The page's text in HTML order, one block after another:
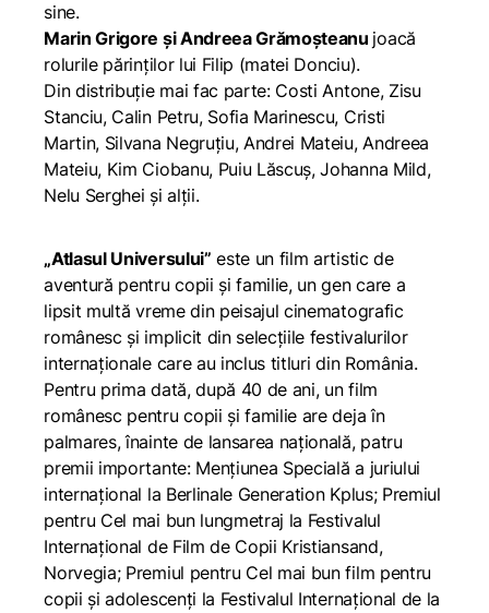
sine.
Marin Grigore și Andreea Grămoșteanu joacă
rolurile părinților lui Filip (matei Donciu).
Din distribuție mai fac parte: Costi Antone, Zisu
Stanciu, Calin Petru, Sofia Marinescu, Cristi
Martin, Silvana Negruțiu, Andrei Mateiu, Andreea
Mateiu, Kim Ciobanu, Puiu Lăscuș, Johanna Mild,
Nelu Serghei și alții.
„Atlasul Universului” este un film artistic de
aventură pentru copii și familie, un gen care a
lipsit multă vreme din peisajul cinematografic
românesc și implicit din selecțiile festivalurilor
internaționale care au inclus titluri din România.
Pentru prima dată, după 40 de ani, un film
românesc pentru copii și familie are deja în
palmares, înainte de lansarea națională, patru
premii importante: Mențiunea Specială a juriului
internațional la Berlinale Generation Kplus; Premiul
pentru Cel mai bun lungmetraj la Festivalul
Internațional de Film de Copii Kristiansand,
Norvegia; Premiul pentru Cel mai bun film pentru
copii și adolescenți la Festivalul Internațional de la